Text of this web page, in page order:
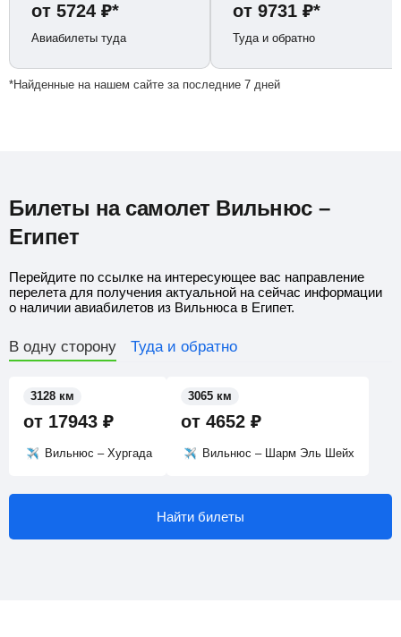
от 5724 ₽*
Авиабилеты туда
от 9731 ₽*
Туда и обратно
*Найденные на нашем сайте за последние 7 дней
Билеты на самолет Вильнюс –
Египет
Перейдите по ссылке на интересующее вас направление
перелета для получения актуальной на сейчас информации
о наличии авиабилетов из Вильнюса в Египет.
В одну сторону Туда и обратно
от 17943 ₽
Вильнюс – Хургада
3128 км
от 4652 ₽
Вильнюс – Шарм Эль Шейх
3065 км
Найти билеты